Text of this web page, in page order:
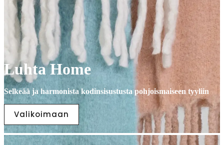
Luhta Home
Selkeää ja harmonista kodinsisustusta pohjoismaiseen tyyliin
Valikoimaan